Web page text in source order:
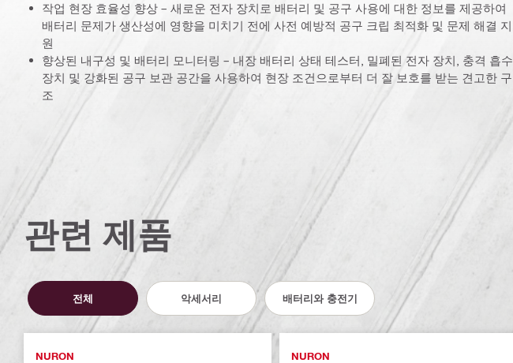
작업 현장 효율성 향상 – 새로운 전자 장치로 배터리 및 공구 사용에 대한 정보를 제공하여
배터리 문제가 생산성에 영향을 미치기 전에 사전 예방적 공구 크립 최적화 및 문제 해결 지
원
향상된 내구성 및 배터리 모니터링 – 내장 배터리 상태 테스터, 밀폐된 전자 장치, 충격 흡수
장치 및 강화된 공구 보관 공간을 사용하여 현장 조건으로부터 더 잘 보호를 받는 견고한 구
조
관련 제품
전체 악세서리 배터리와 충전기
NURON NURON